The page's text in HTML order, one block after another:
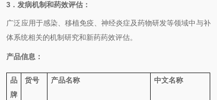
3 ．发病机制和药效评估：
广泛应用于感染、移植免疫、神经炎症及药物研发等领域中与补
体系统相关的机制研究和新药药效评估。
产品信息：
品
牌
货号 产品名称 中文名称